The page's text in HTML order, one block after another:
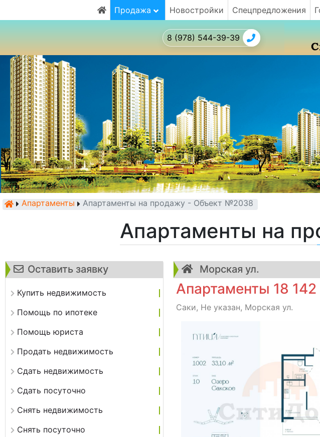
Продажа Новостройки Спецпредложения
8 (978) 544-39-39
Апартаменты Апартаменты на продажу - Объект №2038
Апартаменты на
Оставить заявку
Купить недвижимость
Помощь по ипотеке
Помощь юриста
Продать недвижимость
Сдать недвижимость
Сдать посуточно
Снять недвижимость
Снять посуточно
Морская ул.
Апартаменты 18 142
Саки, Не указан, Морская ул.